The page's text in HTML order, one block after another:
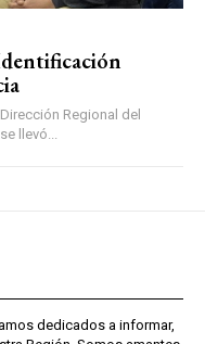
Regional del
llevó...
dedicados a informar,